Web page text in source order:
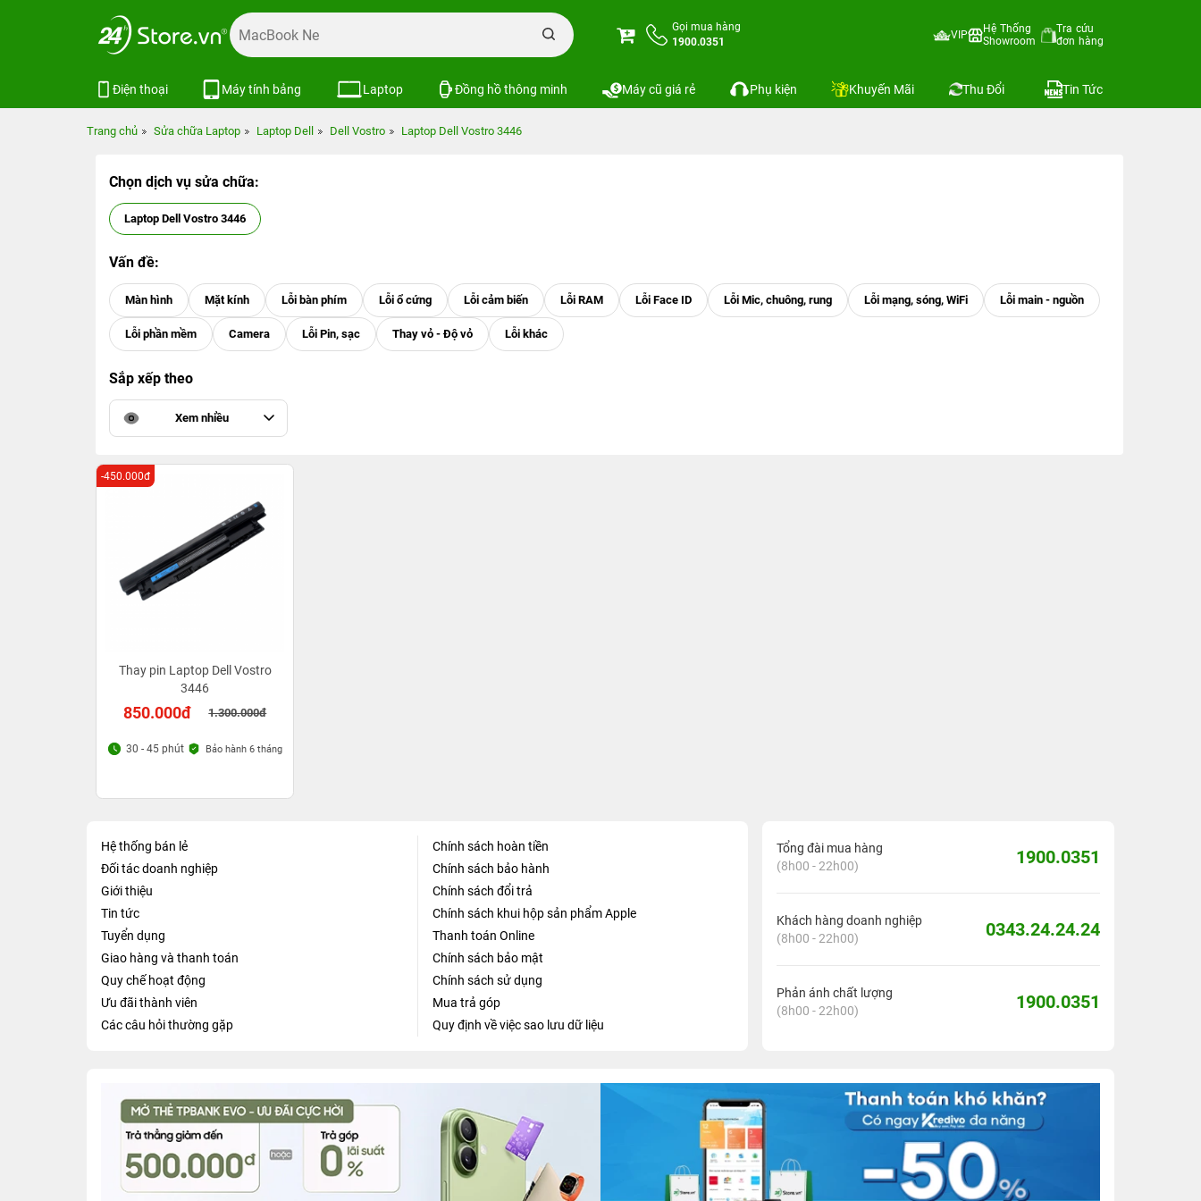
Gọi mua hàng
1900.0351
VIP
Hệ Thống
Showroom
Tra cứu
đơn hàng
Điện thoại Máy tính bảng Laptop Đồng hồ thông minh Máy cũ giá rẻ Phụ kiện Khuyến Mãi Thu Đổi Tin Tức
Trang chủ Sửa chữa Laptop Laptop Dell Dell Vostro Laptop Dell Vostro 3446
Chọn dịch vụ sửa chữa:
Laptop Dell Vostro 3446
Vấn đề:
Sắp xếp theo
Xem nhiều
Thay pin Laptop Dell Vostro
3446
850.000đ 1.300.000đ
-450.000đ
30 - 45 phút Bảo hành 6 tháng
Hệ thống bán lẻ
Đối tác doanh nghiệp
Giới thiệu
Tin tức
Tuyển dụng
Giao hàng và thanh toán
Quy chế hoạt động
Ưu đãi thành viên
Các câu hỏi thường gặp
Chính sách hoàn tiền
Chính sách bảo hành
Chính sách đổi trả
Chính sách khui hộp sản phẩm Apple
Thanh toán Online
Chính sách bảo mật
Chính sách sử dụng
Mua trả góp
Quy định về việc sao lưu dữ liệu
Tổng đài mua hàng
(8h00 - 22h00)
1900.0351
Khách hàng doanh nghiệp
(8h00 - 22h00)
0343.24.24.24
Phản ánh chất lượng
(8h00 - 22h00)
1900.0351